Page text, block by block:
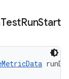
TestRunStart